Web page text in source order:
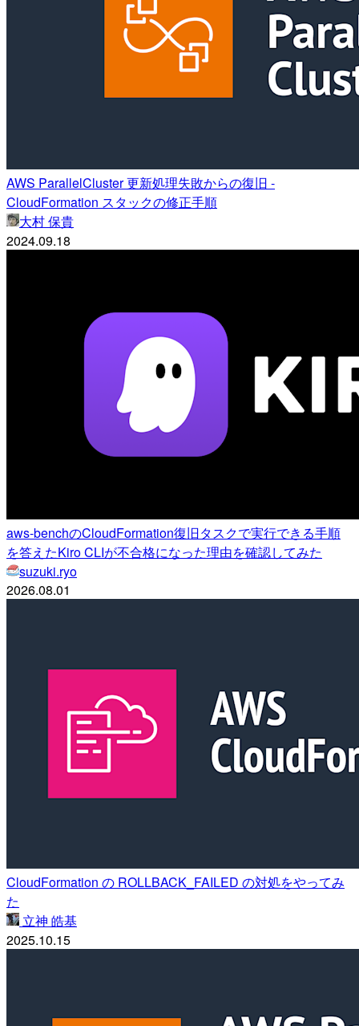
AWS ParallelCluster 更新処理失敗からの復旧 -
CloudFormation スタックの修正手順
大村 保貴
2024.09.18
aws-benchのCloudFormation復旧タスクで実行できる手順
を答えたKiro CLIが不合格になった理由を確認してみた
suzuki.ryo
2026.08.01
CloudFormation の ROLLBACK_FAILED の対処をやってみ
た
立神 皓基
2025.10.15